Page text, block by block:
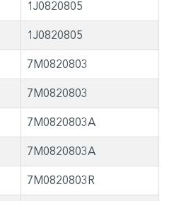
1J0820805
1J0820805
7M0820803
7M0820803
7M0820803A
7M0820803A
7M0820803R